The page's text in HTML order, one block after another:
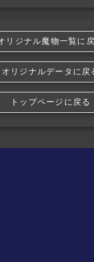
リジナル魔物一覧に
オリジナルデータに戻
トップページに戻る